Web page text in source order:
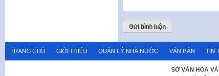
TRANG CHỦ GIỚI THIỆU QUẢN LÝ NHÀ NƯỚC VĂN BẢN TIN
SỞ VĂN HÓA